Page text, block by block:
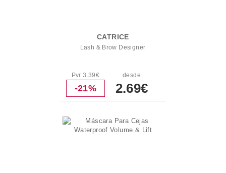
CATRICE
Lash & Brow Designer
Pvr 3.39€
-21%
desde
2.69€